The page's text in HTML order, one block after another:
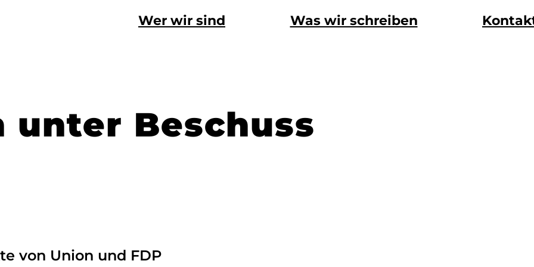
Wer wir sind Was wir schreiben
unter Beschuss
von Union und FDP